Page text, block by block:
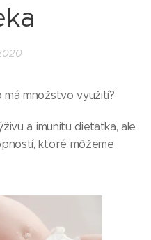
množstvo využití?
a imunitu dieťatka, ale
ktoré môžeme